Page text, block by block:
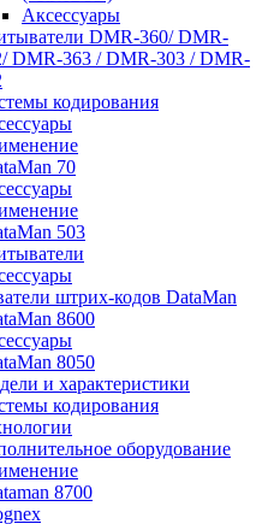
Аксессуары
DMR-360/ DMR-
DMR-363 / DMR-303 / DMR-
кодирования
70
503
штрих-кодов DataMan
8600
8050
и характеристики
кодирования
оборудование
8700